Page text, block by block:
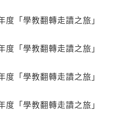
度「學教翻轉走讀之旅」
度「學教翻轉走讀之旅」
度「學教翻轉走讀之旅」
度「學教翻轉走讀之旅」